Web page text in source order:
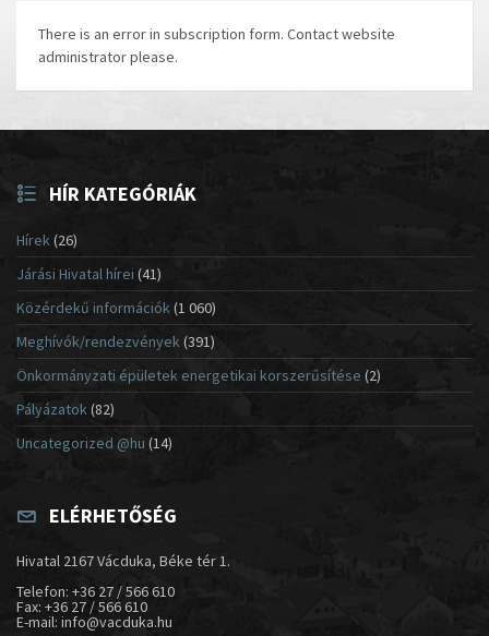
There is an error in subscription form. Contact website
administrator please.
HÍR KATEGÓRIÁK
Hírek(26)
Járási Hivatal hírei (41)
Közérdekű információk(1 060)
Meghívók/rendezvények (391)
Önkormányzati épületek energetikai korszerűsítése (2)
Pályázatok (82)
Uncategorized @hu (14)
ELÉRHETŐSÉG
Hivatal 2167 Vácduka, Béke tér 1.
Telefon: +36 27 / 566 610
Fax: +36 27 / 566 610
E-mail: info@vacduka.hu